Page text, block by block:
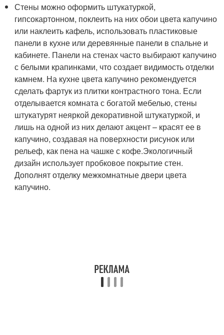
Стены можно оформить штукатуркой,
гипсокартонном, поклеить на них обои цвета капучино
или наклеить кафель, использовать пластиковые
панели в кухне или деревянные панели в спальне и
кабинете. Панели на стенах часто выбирают капучино
с белыми крапинками, что создает видимость отделки
камнем. На кухне цвета капучино рекомендуется
сделать фартук из плитки контрастного тона. Если
отделывается комната с богатой мебелью, стены
штукатурят неяркой декоративной штукатуркой, и
лишь на одной из них делают акцент – красят ее в
капучино, создавая на поверхности рисунок или
рельеф, как пена на чашке с кофе.Экологичный
дизайн использует пробковое покрытие стен.
Дополнят отделку межкомнатные двери цвета
капучино.